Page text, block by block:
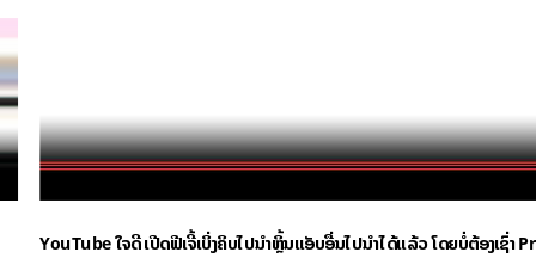
YouTube ໃຈດີ ເປີດຟີເຈີ້ເບິ່ງຄິບໄປນຳຫຼິ້ນແອັບອື່ນໄປນຳໄດ້ແລ້ວ ໂດຍບໍ່ຕ້ອງເຊົ່າ